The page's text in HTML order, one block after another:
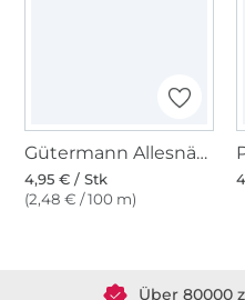
Gütermann Allesnäher (610) durchschimmerndes gelb
4,95 € / Stk
(2,48 € / 100 m)
Über 80000